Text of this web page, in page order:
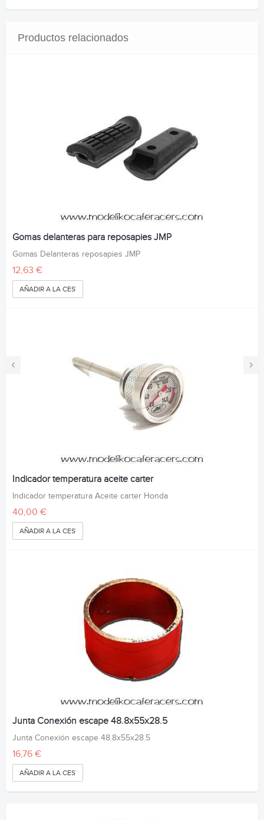
Productos relacionados
‹ ›
Gomas delanteras para reposapies JMP
Gomas Delanteras reposapies JMP
12,63 €
AÑADIR A LA CESTA
Indicador temperatura aceite carter
Indicador temperatura Aceite carter Honda
40,00 €
AÑADIR A LA CESTA
Junta Conexión escape 48.8x55x28.5
Junta Conexión escape 48.8x55x28.5
16,76 €
AÑADIR A LA CESTA